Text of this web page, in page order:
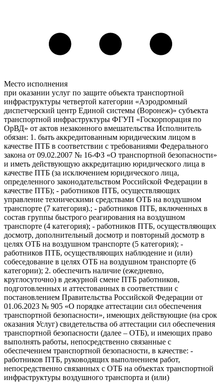
Место исполнения
при оказании услуг по защите объекта транспортной
инфраструктуры четвертой категории «Аэродромный
диспетчерский центр Единой системы (Воронеж)» субъекта
транспортной инфраструктуры ФГУП «Госкорпорация по
ОрВД» от актов незаконного вмешательства Исполнитель
обязан: 1. быть аккредитованным юридическим лицом в
качестве ПТБ в соответствии с требованиями Федерального
закона от 09.02.2007 № 16-ФЗ «О транспортной безопасности»
и иметь действующую аккредитацию юридического лица в
качестве ПТБ (за исключением юридического лица,
определенного законодательством Российской Федерации в
качестве ПТБ); - работников ПТБ, осуществляющих
управление техническими средствами ОТБ на воздушном
транспорте (7 категория).; - работников ПТБ, включенных в
состав группы быстрого реагирования на воздушном
транспорте (4 категория); - работников ПТБ, осуществляющих
досмотр, дополнительный досмотр и повторный досмотр в
целях ОТБ на воздушном транспорте (5 категория); -
работников ПТБ, осуществляющих наблюдение и (или)
собеседование в целях ОТБ на воздушном транспорте (6
категории); 2. обеспечить наличие (ежедневно,
круглосуточно) в дежурной смене ПТБ работников,
подготовленных и аттестованных в соответствии с
постановлением Правительства Российской Федерации от
01.06.2023 № 905 «О порядке аттестации сил обеспечения
транспортной безопасности», имеющих действующие (на срок
оказания Услуг) свидетельства об аттестации сил обеспечения
транспортной безопасности (далее – ОТБ), и имеющих право
выполнять работы, непосредственно связанные с
обеспечением транспортной безопасности, в качестве: -
работников ПТБ, руководящих выполнением работ,
непосредственно связанных с ОТБ на объектах транспортной
инфраструктуры воздушного транспорта и (или)